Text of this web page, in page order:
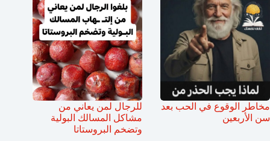
مخاطر الوقوع في الحب بعد
سن الأربعين
للرجال لمن يعاني من
مشاكل المسالك البولية
وتضخم البروستاتا